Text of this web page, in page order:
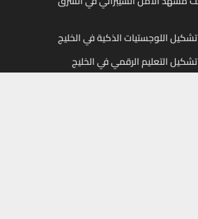
تشكيل التعليم الرقمي في الخليج